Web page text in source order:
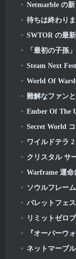
Netmarble の新しいメ
待ちは終わり
SWTOR の最新アップ
「最初の子孫
Steam Next
World Of Warships の 6 月
難解なファンとし
Ember Of The
Secret World コミュニ
ワイルドテラ 2
クリスタル サ
Warframe 運命に敬意
ソウルフレームの
バレットフェス
リミットゼロブ
『オーバーウォッチ』の
ネットマーブル、